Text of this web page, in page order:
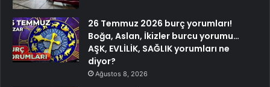
26 Temmuz 2026 burç yorumları!
Boğa, Aslan, İkizler burcu yorumu…
AŞK, EVLİLİK, SAĞLIK yorumları ne
diyor?
Ağustos 8, 2026